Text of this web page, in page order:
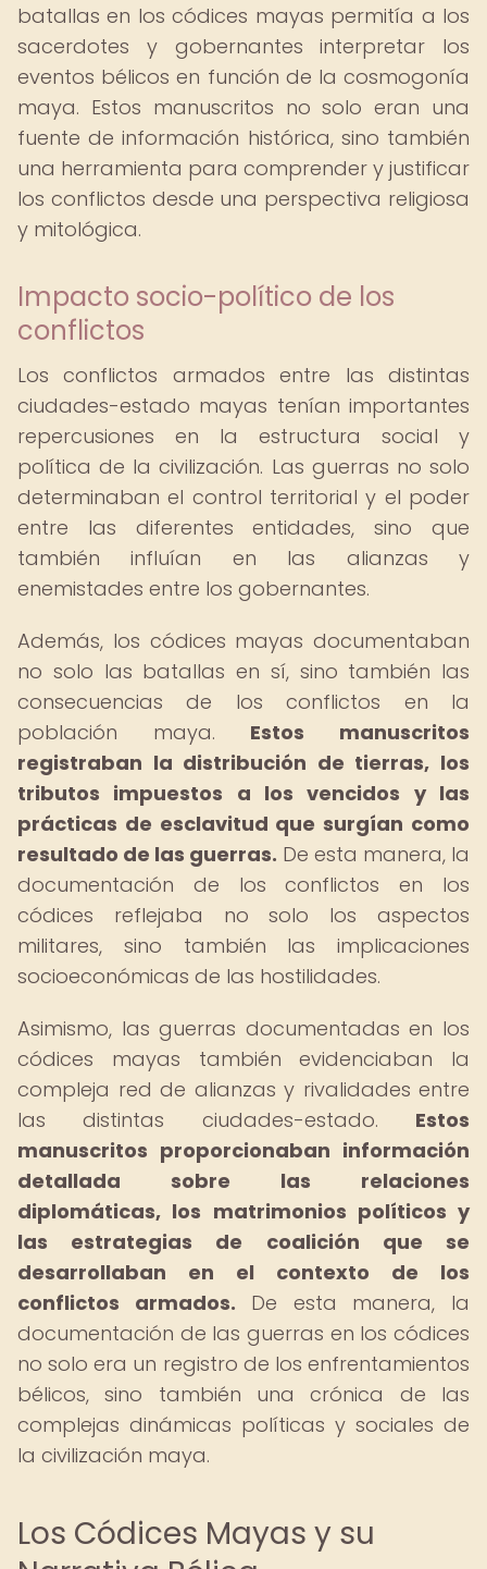
batallas en los códices mayas permitía a los
sacerdotes y gobernantes interpretar los
eventos bélicos en función de la cosmogonía
maya. Estos manuscritos no solo eran una
fuente de información histórica, sino también
una herramienta para comprender y justificar
los conflictos desde una perspectiva religiosa
y mitológica.
Impacto socio-político de los
conflictos
Los conflictos armados entre las distintas
ciudades-estado mayas tenían importantes
repercusiones en la estructura social y
política de la civilización. Las guerras no solo
determinaban el control territorial y el poder
entre las diferentes entidades, sino que
también influían en las alianzas y
enemistades entre los gobernantes.
Además, los códices mayas documentaban
no solo las batallas en sí, sino también las
consecuencias de los conflictos en la
población maya. Estos manuscritos
registraban la distribución de tierras, los
tributos impuestos a los vencidos y las
prácticas de esclavitud que surgían como
resultado de las guerras. De esta manera, la
documentación de los conflictos en los
códices reflejaba no solo los aspectos
militares, sino también las implicaciones
socioeconómicas de las hostilidades.
Asimismo, las guerras documentadas en los
códices mayas también evidenciaban la
compleja red de alianzas y rivalidades entre
las distintas ciudades-estado. Estos
manuscritos proporcionaban información
detallada sobre las relaciones
diplomáticas, los matrimonios políticos y
las estrategias de coalición que se
desarrollaban en el contexto de los
conflictos armados. De esta manera, la
documentación de las guerras en los códices
no solo era un registro de los enfrentamientos
bélicos, sino también una crónica de las
complejas dinámicas políticas y sociales de
la civilización maya.
Los Códices Mayas y su